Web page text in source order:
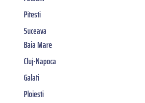
Pitesti
Suceava
Baia Mare
Cluj-Napoca
Galati
Ploiesti